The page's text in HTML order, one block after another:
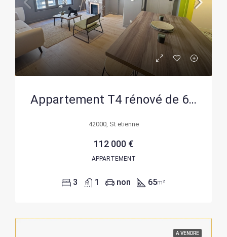
Appartement T4 rénové de 65 m2 à Saint-Étienne, proximité Jean Jaures
42000, St etienne
112 000 €
APPARTEMENT
3 1 non 65m²
A VENDRE